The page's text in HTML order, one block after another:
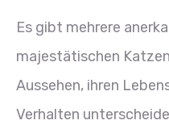
Es gibt mehrere
majestätischen
Aussehen, ihren
Verhalten